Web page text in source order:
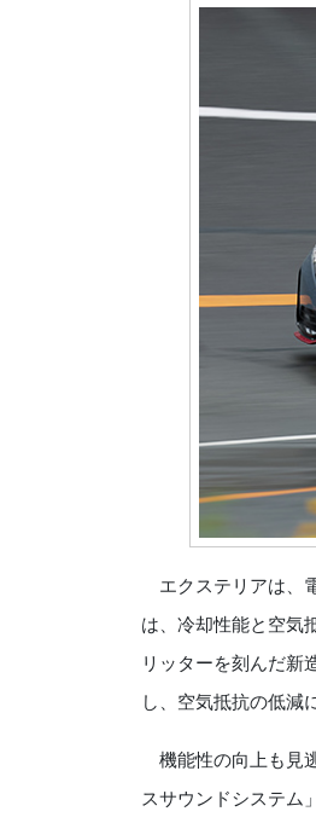
エクステリアは、
は、冷却性能と空気
リッターを刻んだ新
し、空気抵抗の低減
機能性の向上も見
スサウンドシステム